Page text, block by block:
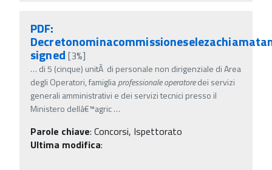
PDF:
signed [3%]
… di 5 (cinque) unitÃ di personale non dirigenziale di Area
degli Operatori, famigliaprofessionaleoperatoredei servizi
generali amministrativi e dei servizi tecnici presso il
Ministero dellâ€™agric…
Parole chiave: Concorsi, Ispettorato
Ultima modifica: